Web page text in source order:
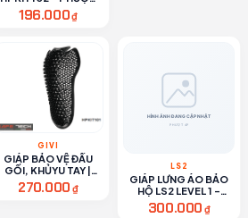
4P
196.000₫
GIVI
GIÁP BẢO VỆ ĐẦU
GỐI, KHỦYU TAY |
HPKIT101 - PHƯỢT
4P
270.000 ₫
LS2
GIÁP LƯNG ÁO BẢO
HỘ LS2 LEVEL 1 -
PHƯỢT 4P
300.000 ₫